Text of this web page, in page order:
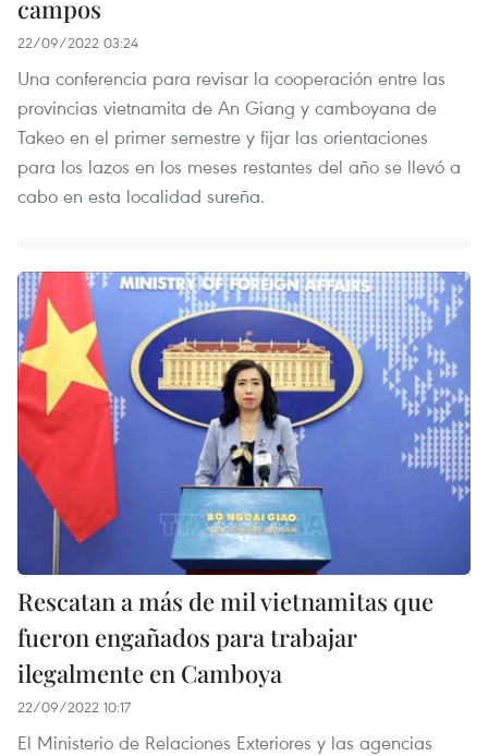
campos
22/09/2022 03:24
Una conferencia para revisar la cooperación entre las
provincias vietnamita de An Giang y camboyana de
Takeo en el primer semestre y fijar las orientaciones
para los lazos en los meses restantes del año se llevó a
cabo en esta localidad sureña.
Rescatan a más de mil vietnamitas que
fueron engañados para trabajar
ilegalmente en Camboya
22/09/2022 10:17
El Ministerio de Relaciones Exteriores y las agencias